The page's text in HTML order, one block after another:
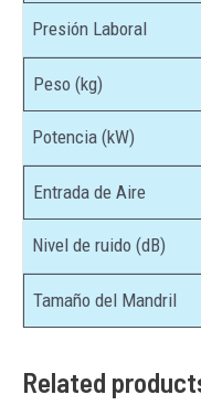
Presión Laboral
Peso (kg)
Potencia (kW)
Entrada de Aire
Nivel de ruido (dB)
Tamaño del Mandril
Related